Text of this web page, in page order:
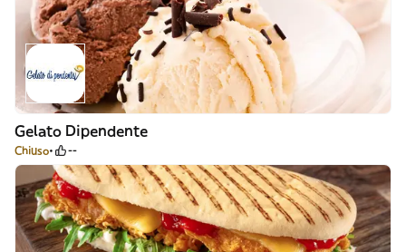
Gelato Dipendente
Chiuso --